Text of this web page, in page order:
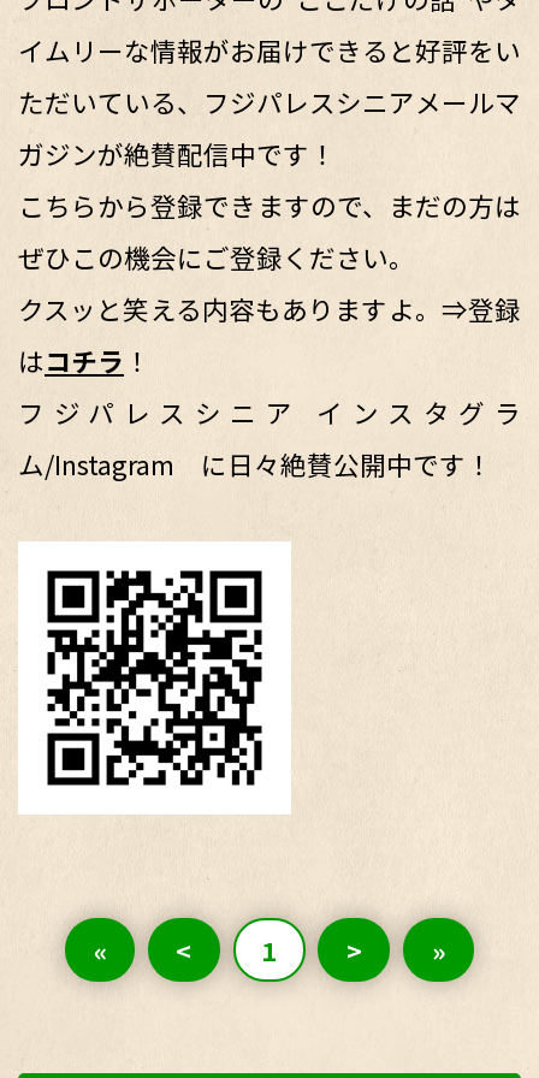
イムリーな情報がお届けできると好評をい
ただいている、フジパレスシニアメールマ
ガジンが絶賛配信中です！
こちらから登録できますので、まだの方は
ぜひこの機会にご登録ください。
クスッと笑える内容もありますよ。⇒登録
はコチラ ！
フジパレスシニア インスタグラ
ム/Instagram に日々絶賛公開中です！
« < 1 > »